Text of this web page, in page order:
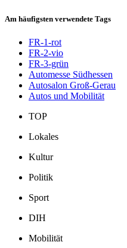
Am häufigsten verwendete Tags
FR-1-rot
FR-2-vio
FR-3-grün
Automesse Südhessen
Autosalon Groß-Gerau
Autos und Mobilität
TOP
Lokales
Kultur
Politik
Sport
DIH
Mobilität